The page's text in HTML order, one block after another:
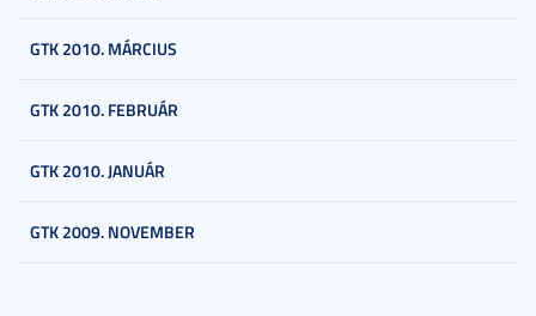
GTK 2010. MÁRCIUS
GTK 2010. FEBRUÁR
GTK 2010. JANUÁR
GTK 2009. NOVEMBER